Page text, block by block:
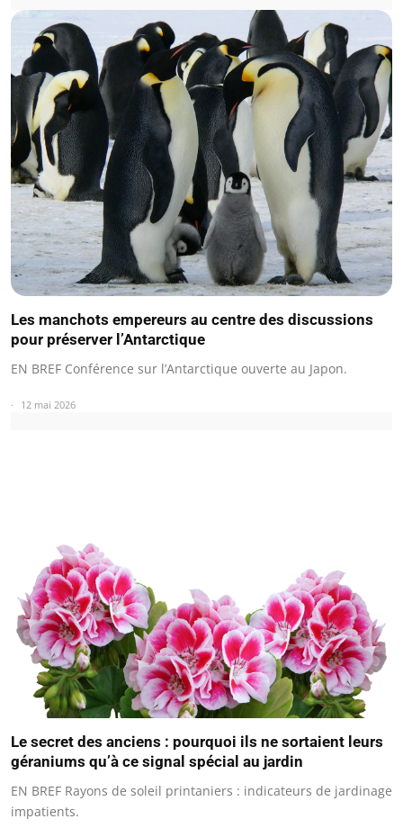
Les manchots empereurs au centre des discussions
pour préserver l’Antarctique
EN BREF Conférence sur l’Antarctique ouverte au Japon.
12 mai 2026
Le secret des anciens : pourquoi ils ne sortaient leurs
géraniums qu’à ce signal spécial au jardin
EN BREF Rayons de soleil printaniers : indicateurs de jardinage
impatients.